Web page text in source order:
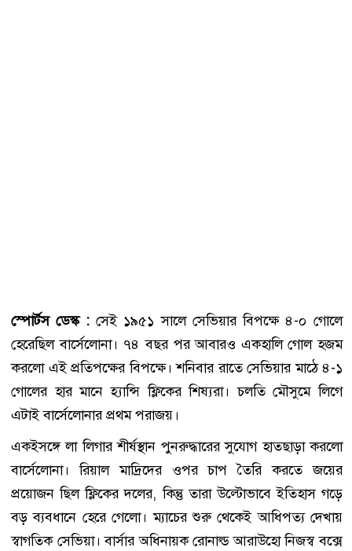
স্পোর্টস ডেস্ক :সেই ১৯৫১ সালে সেভিয়ার বিপক্ষে ৪-০ গোলে
হেরেছিল বার্সেলোনা। ৭৪ বছর পর আবারও একহালি গোল হজম
করলো এই প্রতিপক্ষের বিপক্ষে। শনিবার রাতে সেভিয়ার মাঠে ৪-১
গোলের হার মানে হ্যান্সি ফ্লিকের শিষ্যরা। চলতি মৌসুমে লিগে
এটাই বার্সেলোনার প্রথম পরাজয়।
একইসঙ্গে লা লিগার শীর্ষস্থান পুনরুদ্ধারের সুযোগ হাতছাড়া করলো
বার্সেলোনা। রিয়াল মাদ্রিদের ওপর চাপ তৈরি করতে জয়ের
প্রয়োজন ছিল ফ্লিকের দলের, কিন্তু তারা উল্টোভাবে ইতিহাস গড়ে
বড় ব্যবধানে হেরে গেলো। ম্যাচের শুরু থেকেই আধিপত্য দেখায়
স্বাগতিক সেভিয়া। বার্সার অধিনায়ক রোনাল্ড আরাউহো নিজস্ব বক্সে